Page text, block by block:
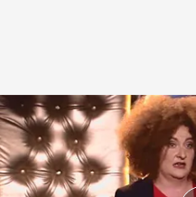
telecinco.es
26 AGO 2015 - 00:00h.